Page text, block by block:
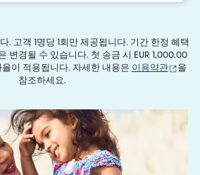
. 고객 1명당 1회만 제공됩니다. 기간 한정 혜택
변경될 수 있습니다. 첫 송금 시 EUR 1,000.00
이 적용됩니다. 자세한 내용은 이용약관 (새
을
참조하세요.